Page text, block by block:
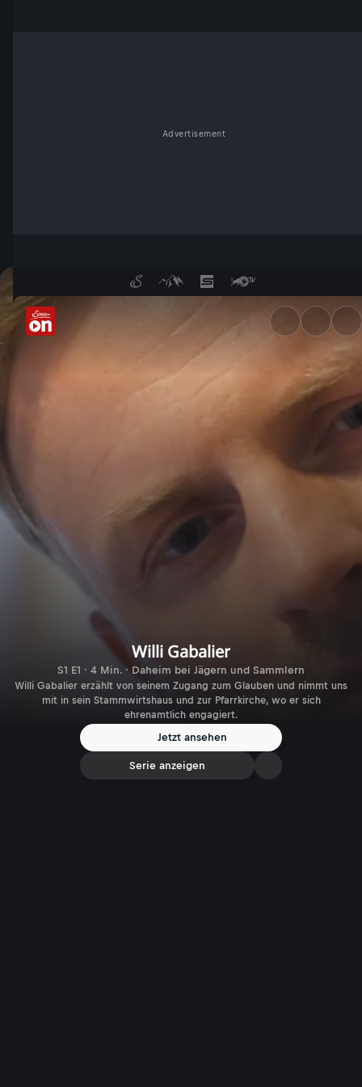
Advertisement
Daheim bei Jägern und
Willi Gabalier
S1 E1 · 4 Min. · Daheim bei Jägern und Sammlern
Willi Gabalier erzählt von seinem Zugang zum Glauben und nimmt uns
mit in sein Stammwirtshaus und zur Pfarrkirche, wo er sich
ehrenamtlich engagiert.
Jetzt ansehen
Serie anzeigen